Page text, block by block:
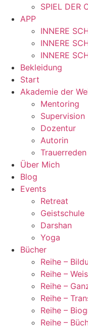
SPIEL DER
APP
INNERE
INNERE
INNERE
Bekleidung
Start
Akademie der
Mentoring
Supervision
Dozentur
Autorin
Trauerreden
Über Mich
Blog
Events
Retreat
Geistschule
Darshan
Yoga
Bücher
Reihe –
Reihe –
Reihe –
Reihe –
Reihe –
Reihe –